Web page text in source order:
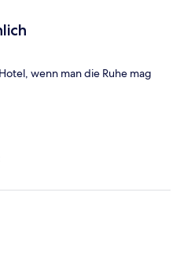
wenn man die Ruhe mag